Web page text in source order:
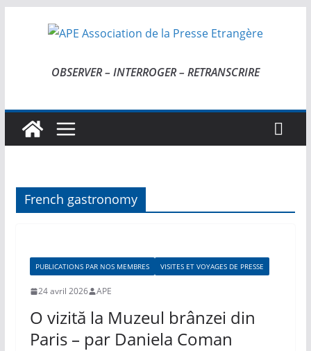
OBSERVER – INTERROGER – RETRANSCRIRE
French gastronomy
PUBLICATIONS PAR NOS MEMBRES VISITES ET VOYAGES DE PRESSE
24 avril 2026 APE
O vizită la Muzeul brânzei din
Paris – par Daniela Coman